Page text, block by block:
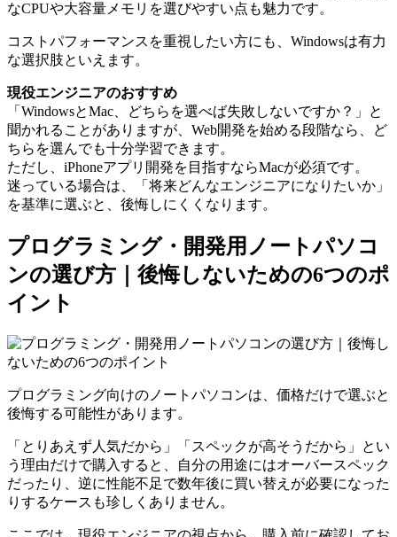
なCPUや大容量メモリを選びやすい点も魅力です。
コストパフォーマンスを重視したい方にも、Windowsは有力
な選択肢といえます。
現役エンジニアのおすすめ
「WindowsとMac、どちらを選べば失敗しないですか？」と
聞かれることがありますが、Web開発を始める段階なら、ど
ちらを選んでも十分学習できます。
ただし、iPhoneアプリ開発を目指すならMacが必須です。
迷っている場合は、「将来どんなエンジニアになりたいか」
を基準に選ぶと、後悔しにくくなります。
プログラミング・開発用ノートパソコ
ンの選び方｜後悔しないための6つのポ
イント
プログラミング向けのノートパソコンは、価格だけで選ぶと
後悔する可能性があります。
「とりあえず人気だから」「スペックが高そうだから」とい
う理由だけで購入すると、自分の用途にはオーバースペック
だったり、逆に性能不足で数年後に買い替えが必要になった
りするケースも珍しくありません。